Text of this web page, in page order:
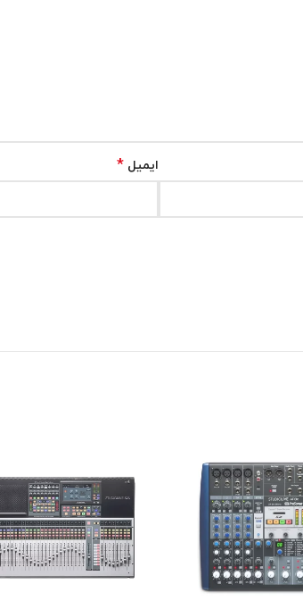
ایمیل *